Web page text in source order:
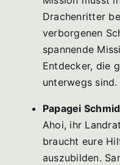
Drachenritter
verborgenen
spannende
Entdecker, die
unterwegs sind.
Papagei
Ahoi, ihr
braucht eure
auszubilden.